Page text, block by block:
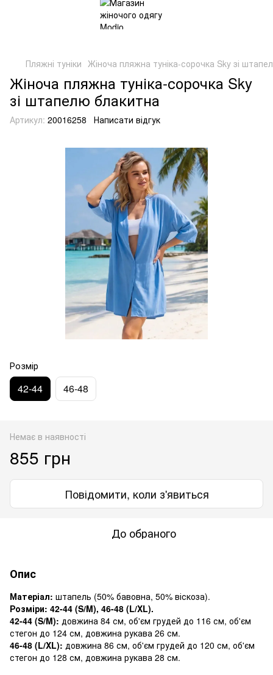
Пляжні туніки Жіноча пляжна туніка-сорочка Sky зі
Жіноча пляжна туніка-сорочка Sky
зі штапелю блакитна
Артикул: 20016258 Написати відгук
Розмір
42-44 46-48
Немає в наявності
855 грн
Повідомити, коли з'явиться
До обраного
Опис
Матеріал: штапель (50% бавовна, 50% віскоза).
Розміри: 42-44 (S/M), 46-48 (L/XL).
42-44 (S/M): довжина 84 см, об'єм грудей до 116 см, об'єм
стегон до 124 см, довжина рукава 26 см.
46-48 (L/XL): довжина 86 см, об'єм грудей до 120 см, об'єм
стегон до 128 см, довжина рукава 28 см.